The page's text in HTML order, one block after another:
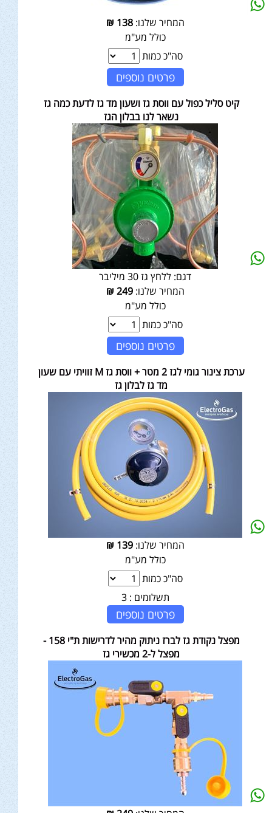
המחיר שלנו:138
₪
כולל מע"מ
סה"כ כמות
פרטים נוספים
קיט סליל כפול עם ווסת גז ושעון מד גז לדעת כמה גז
נשאר לנו בבלון הגז
דגם: ללחץ גז 30 מיליבר
המחיר שלנו:249
₪
כולל מע"מ
סה"כ כמות
פרטים נוספים
ערכת צינור גומי לגז 2 מטר + ווסת גז M זוויתי עם שעון
מד גז לבלון גז
המחיר שלנו:139
₪
כולל מע"מ
סה"כ כמות
תשלומים : 3
פרטים נוספים
מפצל נקודת גז לברז ניתוק מהיר לדרישות ת"י 158 -
מפצל ל-2 מכשירי גז